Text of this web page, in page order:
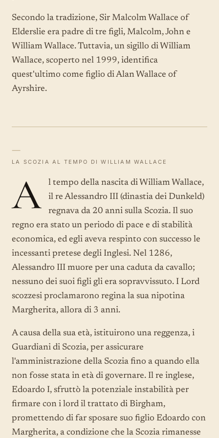
Secondo la tradizione, Sir Malcolm Wallace of
Elderslie era padre di tre figli, Malcolm, John e
William Wallace. Tuttavia, un sigillo di William
Wallace, scoperto nel 1999, identifica
quest'ultimo come figlio di Alan Wallace of
Ayrshire.
—
LA SCOZIA AL TEMPO DI WILLIAM WALLACE
A
l tempo della nascita di William Wallace,
il re Alessandro III (dinastia dei Dunkeld)
regnava da 20 anni sulla Scozia. Il suo
regno era stato un periodo di pace e di stabilità
economica, ed egli aveva respinto con successo le
incessanti pretese degli Inglesi. Nel 1286,
Alessandro III muore per una caduta da cavallo;
nessuno dei suoi figli gli era sopravvissuto. I Lord
scozzesi proclamarono regina la sua nipotina
Margherita, allora di 3 anni.
A causa della sua età, istituirono una reggenza, i
Guardiani di Scozia, per assicurare
l'amministrazione della Scozia fino a quando ella
non fosse stata in età di governare. Il re inglese,
Edoardo I, sfruttò la potenziale instabilità per
firmare con i lord il trattato di Birgham,
promettendo di far sposare suo figlio Edoardo con
Margherita, a condizione che la Scozia rimanesse